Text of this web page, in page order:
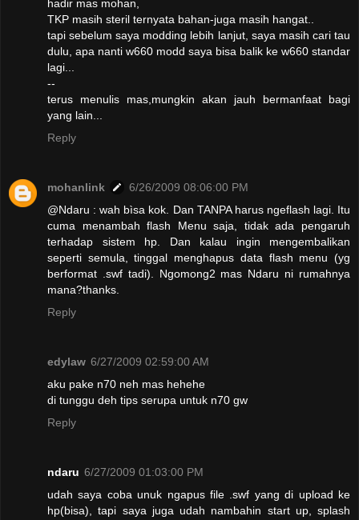
hadir mas mohan,
TKP masih steril ternyata bahan-juga masih hangat..
tapi sebelum saya modding lebih lanjut, saya masih cari tau
dulu, apa nanti w660 modd saya bisa balik ke w660 standar
lagi...
--
terus menulis mas,mungkin akan jauh bermanfaat bagi
yang lain...
Reply
mohanlink
6/26/2009 08:06:00 PM
@Ndaru : wah bìsa kok. Dan TANPA harus ngeflash lagi. Itu
cuma menambah flash Menu saja, tidak ada pengaruh
terhadap sistem hp. Dan kalau ingin mengembalikan
seperti semula, tinggal menghapus data flash menu (yg
berformat .swf tadi). Ngomong2 mas Ndaru ni rumahnya
mana?thanks.
Reply
edylaw 6/27/2009 02:59:00 AM
aku pake n70 neh mas hehehe
di tunggu deh tips serupa untuk n70 gw
Reply
ndaru 6/27/2009 01:03:00 PM
udah saya coba unuk ngapus file .swf yang di upload ke
hp(bisa), tapi saya juga udah nambahin start up, splash